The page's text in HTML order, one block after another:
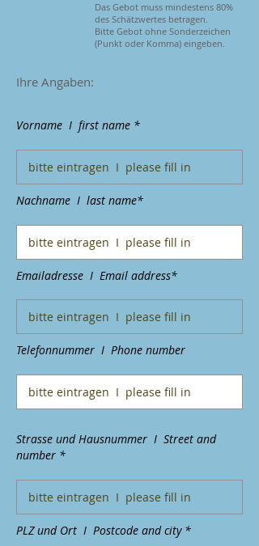
Das Gebot muss mindestens 80%
des Schätzwertes betragen.
Bitte Gebot ohne Sonderzeichen
(Punkt oder Komma) eingeben.
Ihre Angaben:
Vorname I first name *
Nachname I last name*
Emailadresse I Email address*
Telefonnummer I Phone number
Strasse und Hausnummer I Street and
number *
PLZ und Ort I Postcode and city *